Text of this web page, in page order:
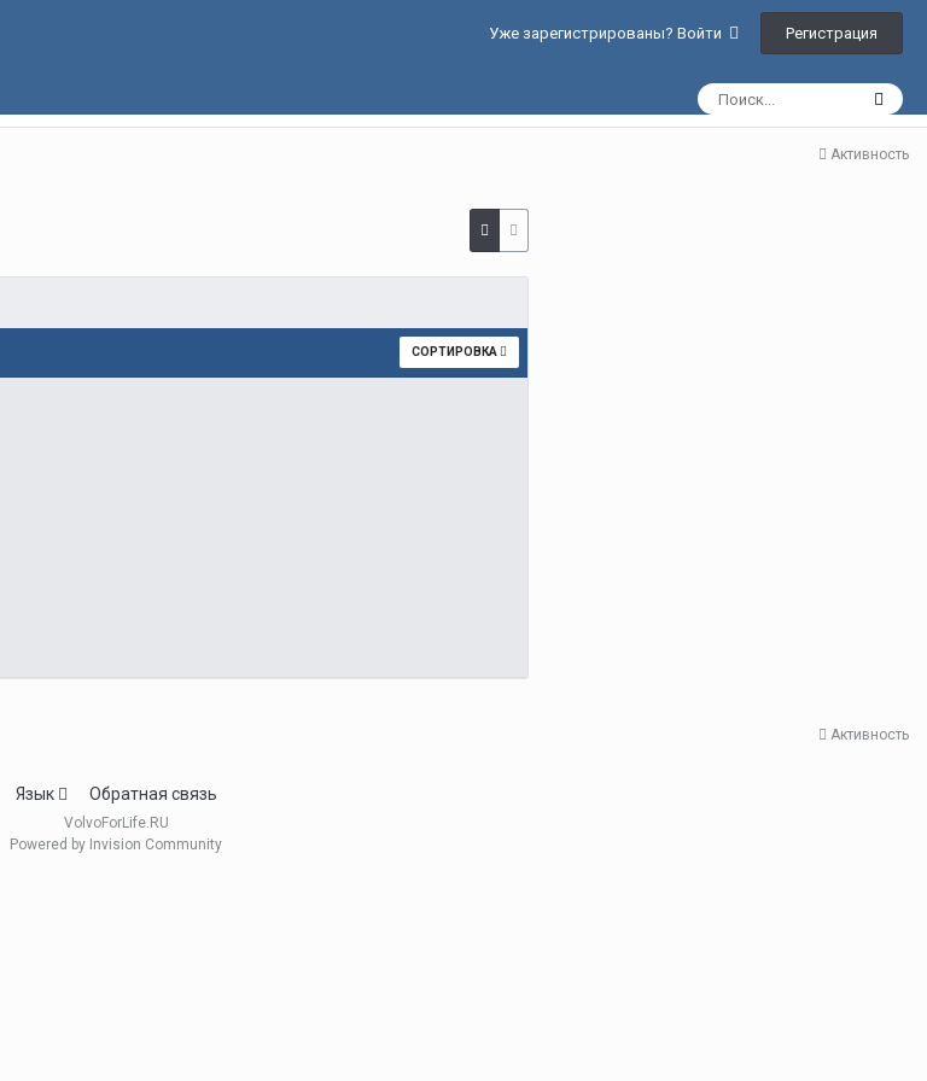
Уже зарегистрированы? Войти Регистрация
Активность
СОРТИРОВКА
Активность
Язык Обратная связь
VolvoForLife.RU
Powered by Invision Community